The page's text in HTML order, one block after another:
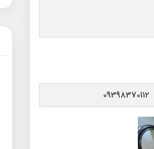
09398370112